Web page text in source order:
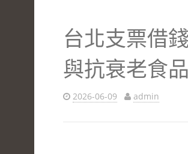
台北支票借
與抗衰老食品
2026-06-09 admin